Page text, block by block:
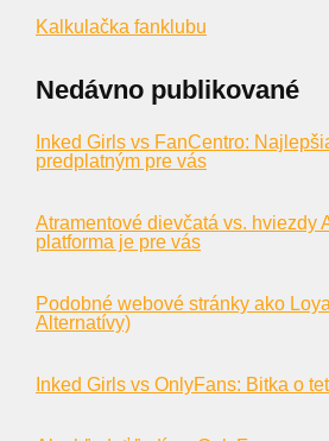
Kalkulačka fanklubu
Nedávno publikované
Inked Girls vs FanCentro:
predplatným pre vás
Atramentové dievčatá vs. hviezdy
platforma je pre vás
Podobné webové stránky ako
Alternatívy)
Inked Girls vs OnlyFans: Bitka o